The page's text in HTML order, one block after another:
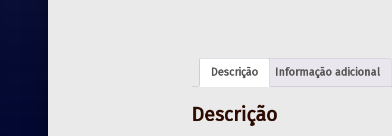
Descrição Informação adicional
Descrição